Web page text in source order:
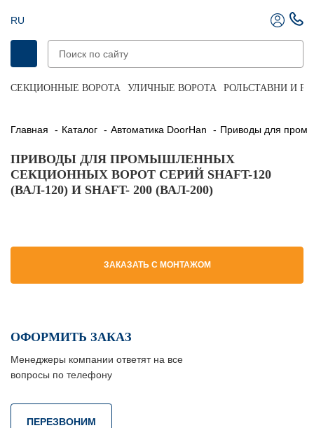
RU
СЕКЦИОННЫЕ ВОРОТА УЛИЧНЫЕ ВОРОТА РОЛЬСТАВНИ И
Главная Каталог Автоматика DoorHan Приводы для
ПРИВОДЫ ДЛЯ ПРОМЫШЛЕННЫХ
СЕКЦИОННЫХ ВОРОТ СЕРИЙ SHAFT-120
(ВАЛ-120) И SHAFT- 200 (ВАЛ-200)
ЗАКАЗАТЬ С МОНТАЖОМ
ОФОРМИТЬ ЗАКАЗ
Менеджеры компании ответят на все
вопросы по телефону
ПЕРЕЗВОНИМ